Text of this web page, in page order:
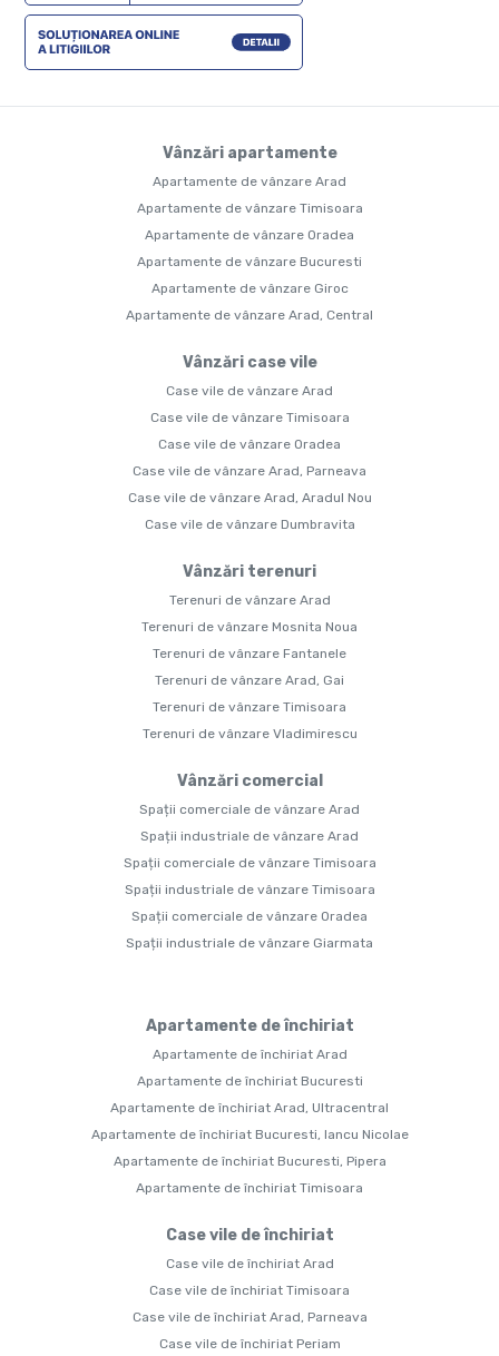
Vânzări apartamente
Apartamente de vânzare Arad
Apartamente de vânzare Timisoara
Apartamente de vânzare Oradea
Apartamente de vânzare Bucuresti
Apartamente de vânzare Giroc
Apartamente de vânzare Arad, Central
Vânzări case vile
Case vile de vânzare Arad
Case vile de vânzare Timisoara
Case vile de vânzare Oradea
Case vile de vânzare Arad, Parneava
Case vile de vânzare Arad, Aradul Nou
Case vile de vânzare Dumbravita
Vânzări terenuri
Terenuri de vânzare Arad
Terenuri de vânzare Mosnita Noua
Terenuri de vânzare Fantanele
Terenuri de vânzare Arad, Gai
Terenuri de vânzare Timisoara
Terenuri de vânzare Vladimirescu
Vânzări comercial
Spații comerciale de vânzare Arad
Spații industriale de vânzare Arad
Spații comerciale de vânzare Timisoara
Spații industriale de vânzare Timisoara
Spații comerciale de vânzare Oradea
Spații industriale de vânzare Giarmata
Apartamente de închiriat
Apartamente de închiriat Arad
Apartamente de închiriat Bucuresti
Apartamente de închiriat Arad, Ultracentral
Apartamente de închiriat Bucuresti, Iancu Nicolae
Apartamente de închiriat Bucuresti, Pipera
Apartamente de închiriat Timisoara
Case vile de închiriat
Case vile de închiriat Arad
Case vile de închiriat Timisoara
Case vile de închiriat Arad, Parneava
Case vile de închiriat Periam